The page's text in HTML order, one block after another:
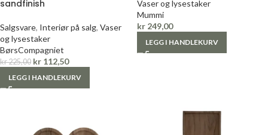
sandfinish
Salgsvare, Interiør på salg, Vaser
og lysestaker
BørsCompagniet
kr225,00 kr 112,50
LEGG I HANDLEKURV
Vaser og lysestaker
Mummi
kr 249,00
LEGG I HANDLEKURV